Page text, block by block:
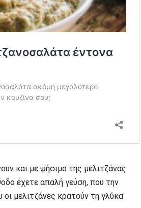
και με ψήσιμο της μελιτζάνας
έχετε απαλή γεύση, που την
μελιτζάνες κρατούν τη γλύκα